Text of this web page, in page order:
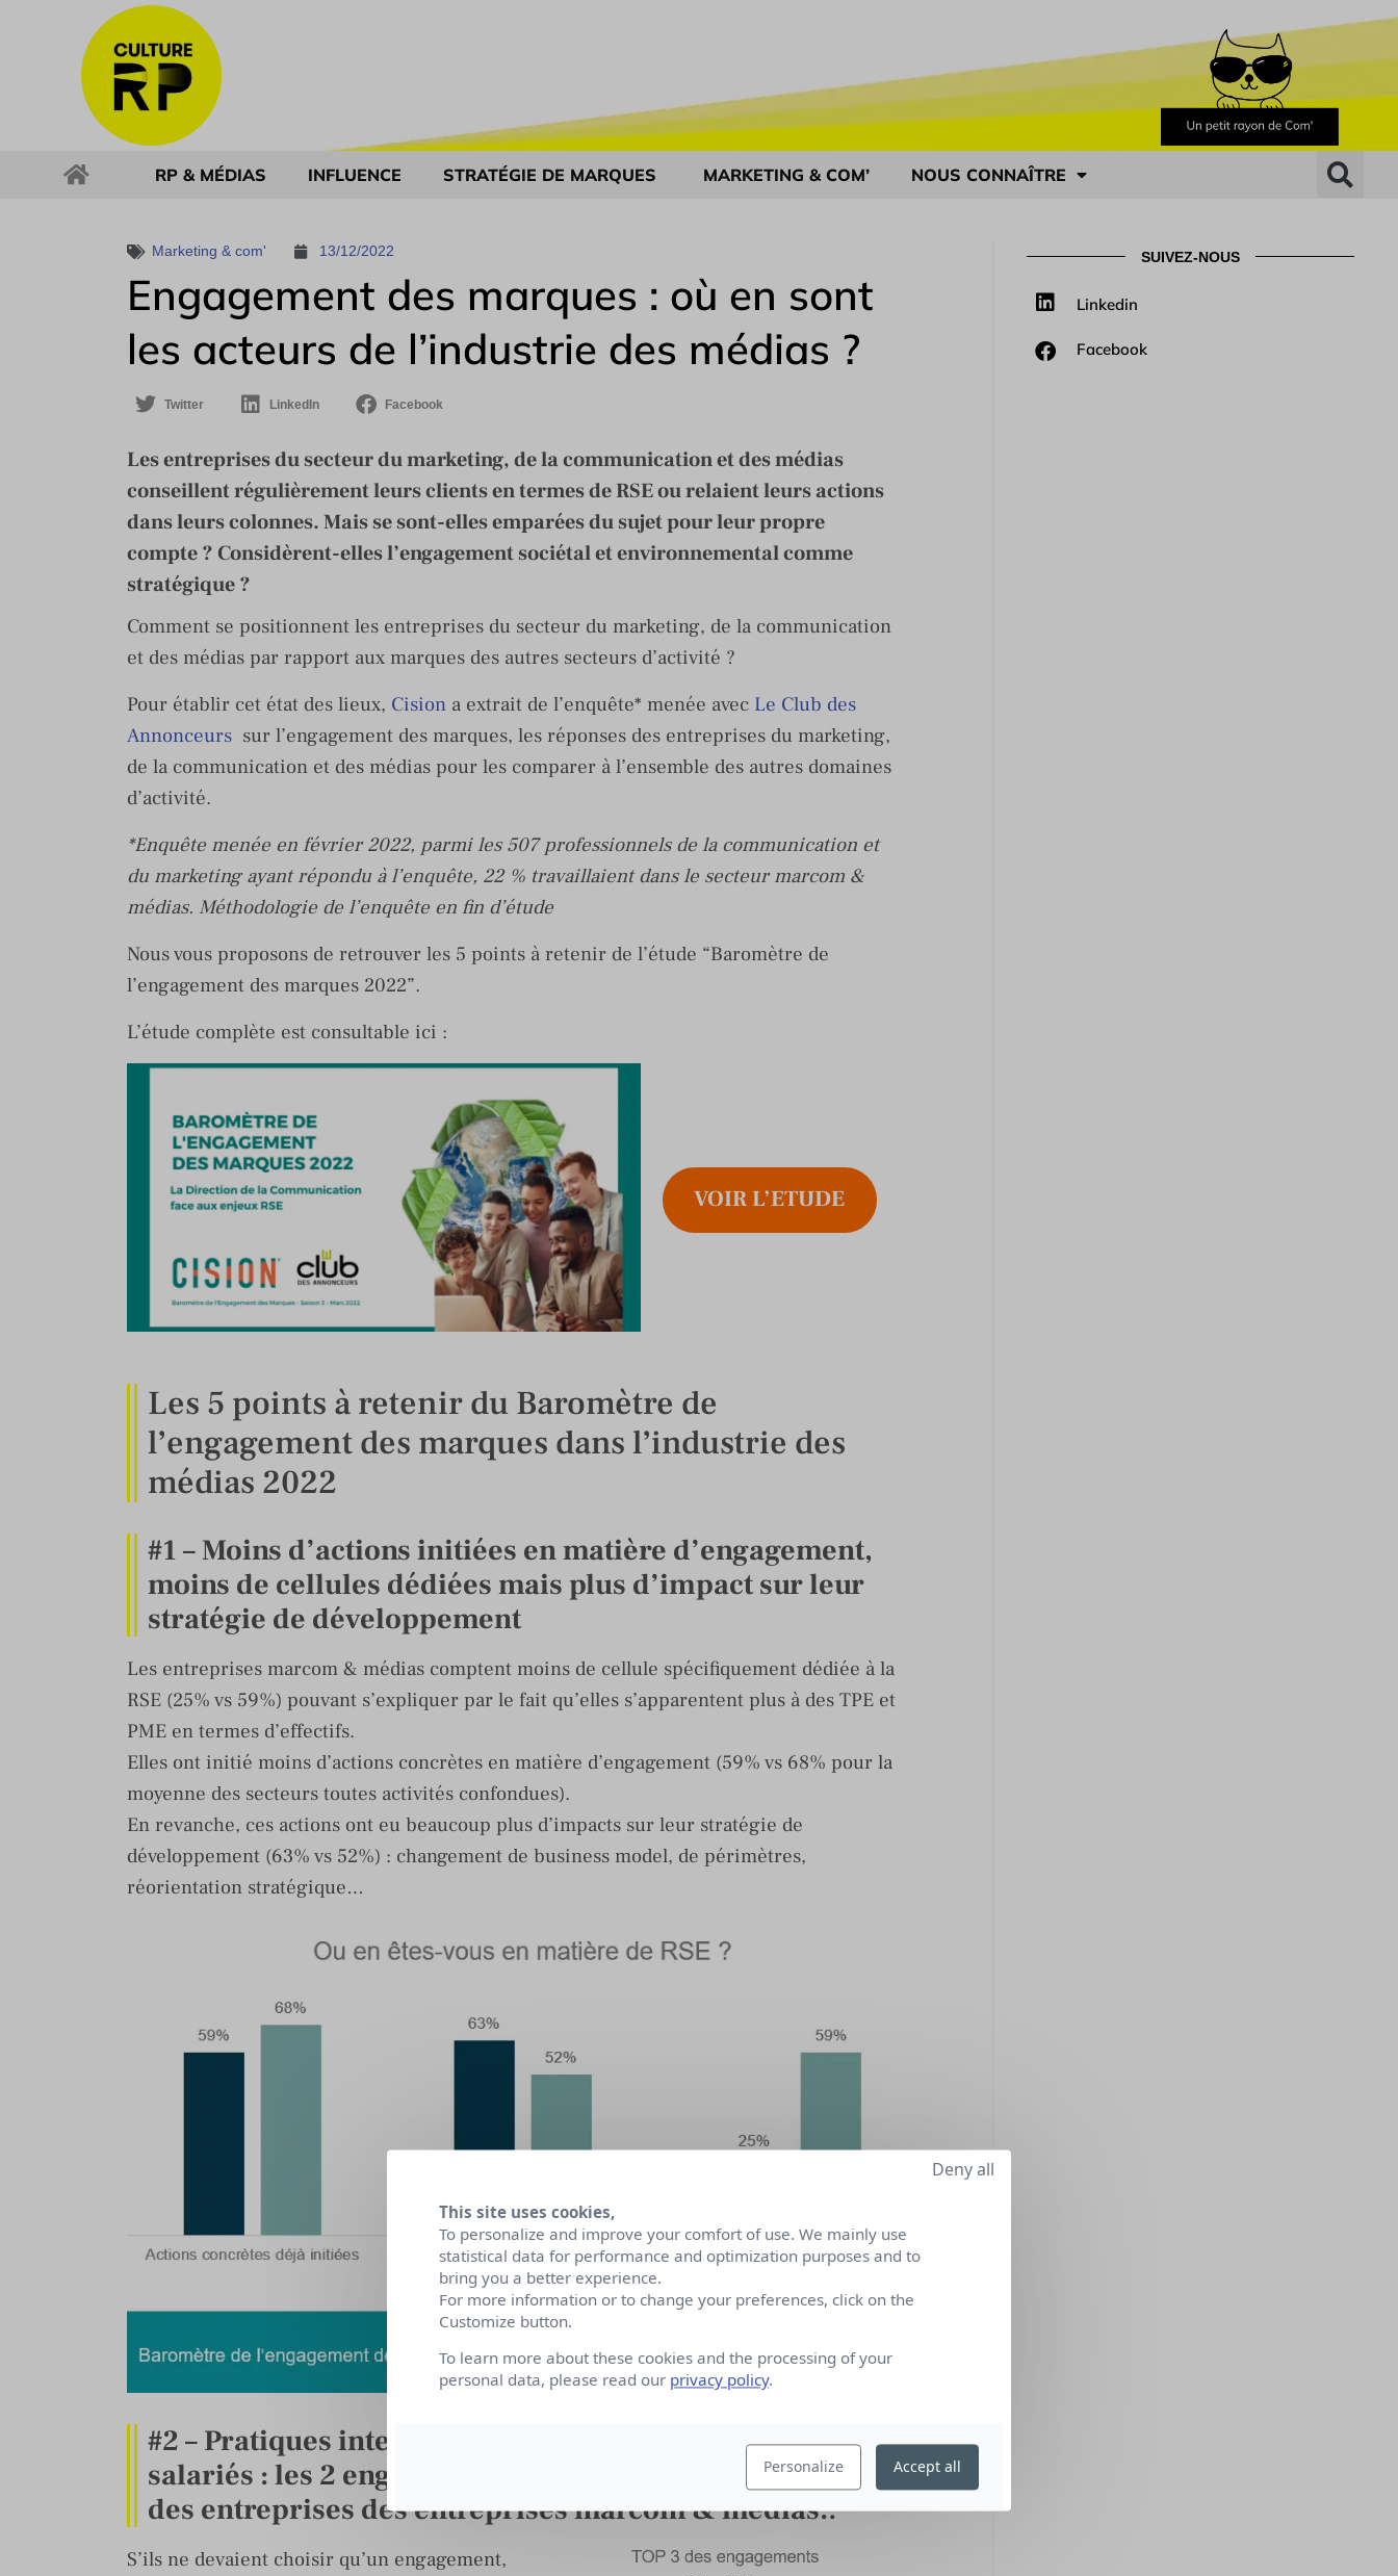
RP & MÉDIAS INFLUENCE STRATÉGIE DE MARQUES MARKETING & COM’ NOUS CONNAÎTRE
Marketing & com' 13/12/2022
Engagement des marques : où en sont
les acteurs de l’industrie des médias ?
Twitter LinkedIn Facebook
Les entreprises du secteur du marketing, de la communication et des médias
conseillent régulièrement leurs clients en termes de RSE ou relaient leurs actions
dans leurs colonnes. Mais se sont-elles emparées du sujet pour leur propre
compte ? Considèrent-elles l’engagement sociétal et environnemental comme
stratégique ?
Comment se positionnent les entreprises du secteur du marketing, de la communication
et des médias par rapport aux marques des autres secteurs d’activité ?
Pour établir cet état des lieux, Cision a extrait de l’enquête* menée avec Le Club des
Annonceurs sur l’engagement des marques, les réponses des entreprises du marketing,
de la communication et des médias pour les comparer à l’ensemble des autres domaines
d’activité.
*Enquête menée en février 2022, parmi les 507 professionnels de la communication et
du marketing ayant répondu à l’enquête, 22 % travaillaient dans le secteur marcom &
médias. Méthodologie de l’enquête en fin d’étude
Nous vous proposons de retrouver les 5 points à retenir de l’étude “Baromètre de
l’engagement des marques 2022”.
L’étude complète est consultable ici :
VOIR L’ETUDE
Les 5 points à retenir du Baromètre de
l’engagement des marques dans l’industrie des
médias 2022
#1 – Moins d’actions initiées en matière d’engagement,
moins de cellules dédiées mais plus d’impact sur leur
stratégie de développement
Les entreprises marcom & médias comptent moins de cellule spécifiquement dédiée à la
RSE (25% vs 59%) pouvant s’expliquer par le fait qu’elles s’apparentent plus à des TPE et
PME en termes d’effectifs.
Elles ont initié moins d’actions concrètes en matière d’engagement (59% vs 68% pour la
moyenne des secteurs toutes activités confondues).
En revanche, ces actions ont eu beaucoup plus d’impacts sur leur stratégie de
développement (63% vs 52%) : changement de business model, de périmètres,
réorientation stratégique…
#2 – Pratiques internes écologiques et bien-être des
salariés : les 2 engagements prioritaires choisis par ¾
des entreprises des entreprises marcom & médias..
S’ils ne devaient choisir qu’un engagement,
SUIVEZ-NOUS
Linkedin
Facebook
This site uses cookies,
To personalize and improve your comfort of use. We mainly use
statistical data for performance and optimization purposes and to
bring you a better experience.
For more information or to change your preferences, click on the
Customize button.
To learn more about these cookies and the processing of your
personal data, please read our privacy policy.
Personalize
Deny all
Accept all